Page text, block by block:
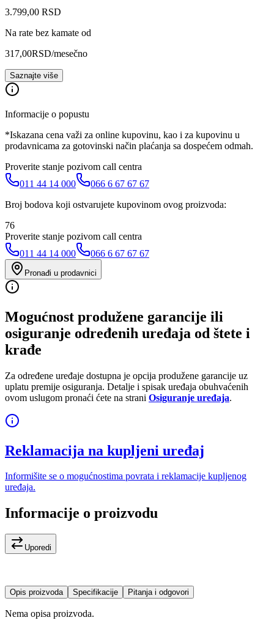
3.799,00 RSD
Na rate bez kamate od
317,00RSD/mesečno
Saznajte više
Informacije o popustu
*Iskazana cena važi za online kupovinu, kao i za kupovinu u
prodavnicama za gotovinski način plaćanja sa dospećem odmah.
Proverite stanje pozivom call centra
011 44 14 000
066 6 67 67 67
Broj bodova koji ostvarujete kupovinom ovog proizvoda:
76
Proverite stanje pozivom call centra
011 44 14 000
066 6 67 67 67
Pronađi u prodavnici
Mogućnost produžene garancije ili
osiguranje određenih uređaja od štete i
krađe
Za određene uređaje dostupna je opcija produžene garancije uz
uplatu premije osiguranja. Detalje i spisak uređaja obuhvaćenih
ovom uslugom pronaći ćete na strani Osiguranje uređaja.
Reklamacija na kupljeni uređaj
Informišite se o mogućnostima povrata i reklamacije kupljenog
uređaja.
Informacije o proizvodu
Uporedi
Opis proizvoda Specifikacije Pitanja i odgovori
Nema opisa proizvoda.